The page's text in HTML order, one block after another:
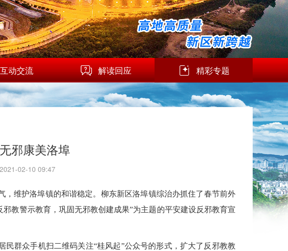
互动交流 解读回应 精彩专题
邪康美洛埠
02-10 09:47
维护洛埠镇的和谐稳定。柳东新区洛埠镇综治办抓住了春节前外
教警示教育，巩固无邪教创建成果”为主题的平安建设反邪教育宣
群众手机扫二维码关注“桂风起”公众号的形式，扩大了反邪教教